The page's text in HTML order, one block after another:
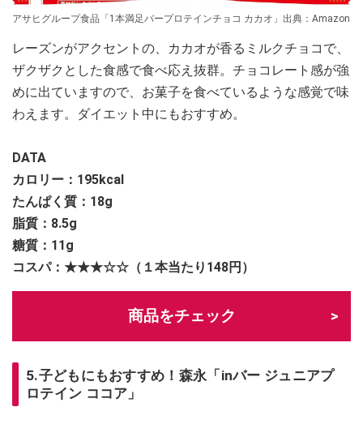
アサヒグループ食品「1本満足バープロテインチョコ カカオ」出典：Amazon
レーズンがアクセントの、カカオが香るミルクチョコで、
ザクザクとした食感で食べ応え抜群。チョコレート感が強
めに出ていますので、お菓子を食べているような感覚で味
わえます。ダイエット中にもおすすめ。
DATA
カロリー：195kcal
たんぱく質：18g
脂質：8.5g
糖質：11g
コスパ：★★★☆☆（１本当たり148円）
商品をチェック
5.子どもにもおすすめ！森永「inバー ジュニアプ
ロテイン ココア」